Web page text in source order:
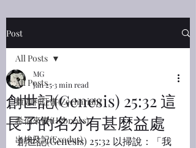
Post
All Posts
撒迦利亞書(Zechariah)
希伯來書(Hebrews)
出埃及記(Exodus)
All Posts
創世記(Genesis) 25:32 這
長子的名分有甚麼益處
MG
Jan 253 min read
創世記(Genesis) 25:32 以掃說：「我